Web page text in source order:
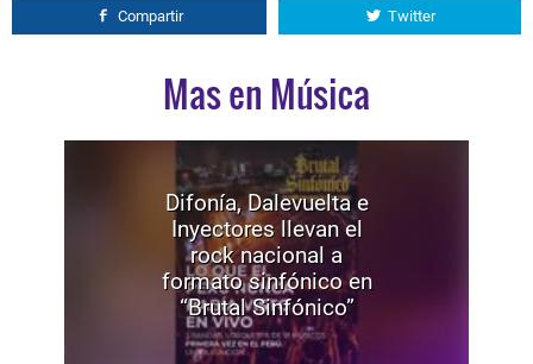
Compartir Twitter
Mas en Música
Difonía, Dalevuelta e
Inyectores llevan el
rock nacional a
formato sinfónico en
“Brutal Sinfónico”